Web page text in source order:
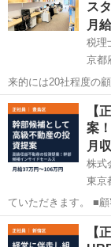
ス
月
税理
京都
来的には20社程度の
ーとして 成長し…
京都 京都市
【
案
月
株式
東京
ていただ
し、自ら営…
東京 豊島区
【